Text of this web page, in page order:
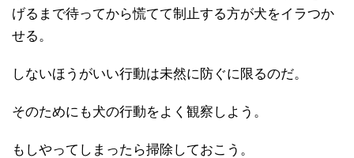
げるまで待ってから慌てて制止する方が犬をイラつか
せる。
しないほうがいい行動は未然に防ぐに限るのだ。
そのためにも犬の行動をよく観察しよう。
もしやってしまったら掃除しておこう。